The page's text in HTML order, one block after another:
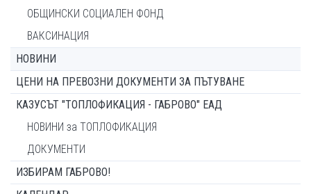
ОБЩИНСКИ СОЦИАЛЕН ФОНД
ВАКСИНАЦИЯ
НОВИНИ
ЦЕНИ НА ПРЕВОЗНИ ДОКУМЕНТИ ЗА ПЪТУВАНЕ
КАЗУСЪТ "ТОПЛОФИКАЦИЯ - ГАБРОВО" ЕАД
НОВИНИ за ТОПЛОФИКАЦИЯ
ДОКУМЕНТИ
ИЗБИРАМ ГАБРОВО!